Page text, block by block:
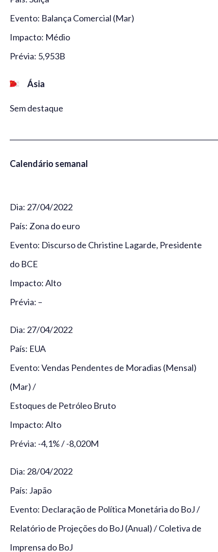
Evento: Balança Comercial (Mar)
Impacto: Médio
Prévia: 5,953B
Ásia
Sem destaque
Calendário semanal
Dia: 27/04/2022
País: Zona do euro
Evento: Discurso de Christine Lagarde, Presidente
do BCE
Impacto: Alto
Prévia: –
Dia: 27/04/2022
País: EUA
Evento: Vendas Pendentes de Moradias (Mensal)
(Mar) /
Estoques de Petróleo Bruto
Impacto: Alto
Prévia: -4,1% / -8,020M
Dia: 28/04/2022
País: Japão
Evento: Declaração de Política Monetária do BoJ /
Relatório de Projeções do BoJ (Anual) / Coletiva de
Imprensa do BoJ